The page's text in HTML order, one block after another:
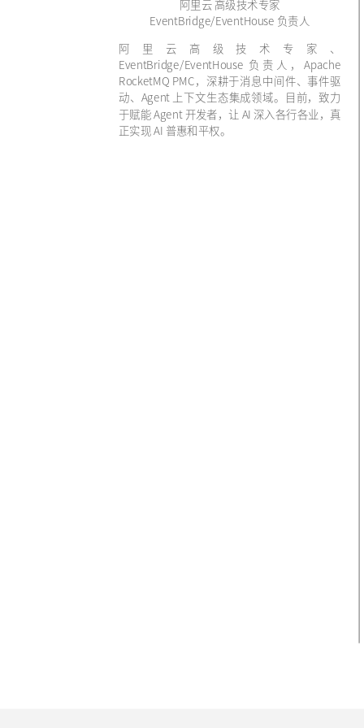
阿里云 高级技术专家
EventBridge/EventHouse 负责人
阿里云高级技术专家、
EventBridge/EventHouse 负责人，Apache
RocketMQ PMC，深耕于消息中间件、事件驱
动、Agent 上下文生态集成领域。目前，致力
于赋能 Agent 开发者，让 AI 深入各行各业，真
正实现 AI 普惠和平权。